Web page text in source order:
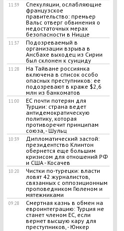
11:39
Спекуляции, ослабляющие
французское
правительство: премьер
Вальс отверг обвинения о
недостаточных мерах
безопасности в Ницце
11:37
Подозреваемый в
организации взрыва в
Ансбахе выходец из Сирии
был склонен к суициду
11:28
На Тайване россиянка
включена в список особо
опасных преступников: ее
подозревают в краже $2,6
млн из банкоматов
11:00
ЕС почти потерян для
Турции: страна ведет
антидемократическую
политику, которая
противоречит принципам
союза, - Шульц
10:39
Дипломатический застой:
президентство Клинтон
обернется еще большим
кризисом для отношений РФ
и США - Косачев
10:20
Чистки по-турецки: власти
ловят 42 журналистов,
связанных с оппозиционным
проповедником Гюленом и
мятежниками
09:28
Смертная казнь в обмен на
евроинтеграцию: Турция не
станет членом ЕС, если
вернет высшую кару для
преступников, - Юнкер